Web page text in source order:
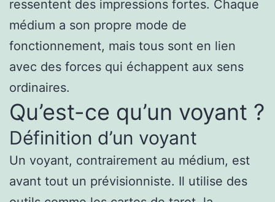
ressentent des impressions fortes. Chaque
médium a son propre mode de
fonctionnement, mais tous sont en lien
avec des forces qui échappent aux sens
ordinaires.
Qu’est-ce qu’un voyant ?
Définition d’un voyant
Un voyant, contrairement au médium, est
avant tout un prévisionniste. Il utilise des